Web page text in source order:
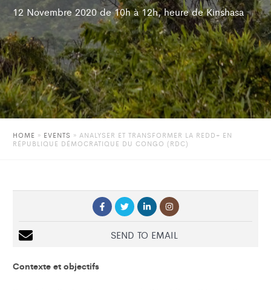
12 Novembre 2020 de 10h à 12h, heure de Kinshasa
HOME » EVENTS » ANALYSER ET TRANSFORMER LA REDD+ EN
RÉPUBLIQUE DÉMOCRATIQUE DU CONGO (RDC)
SEND TO EMAIL
Contexte et objectifs